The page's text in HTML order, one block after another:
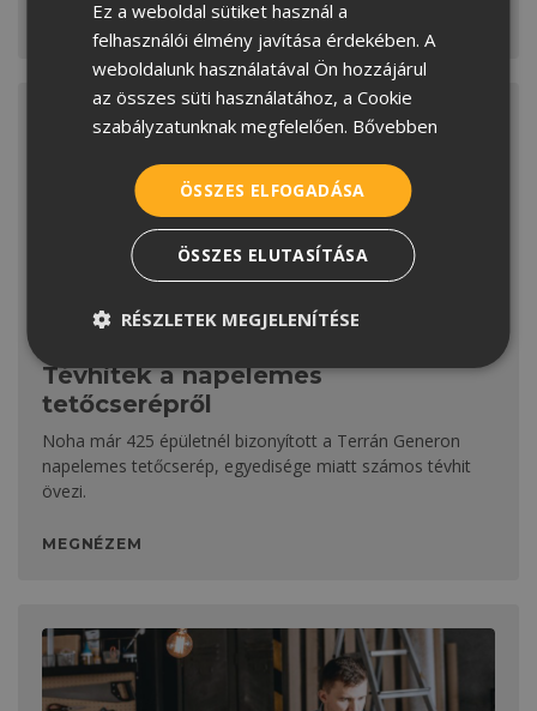
MEGNÉZEM
ÉRDEKESSÉG
Tévhitek a napelemes
tetőcserépről
Noha már 425 épületnél bizonyított a Terrán Generon
napelemes tetőcserép, egyedisége miatt számos tévhit
övezi.
MEGNÉZEM
SERBIAN
Ez a weboldal sütiket használ a
felhasználói élmény javítása érdekében. A
weboldalunk használatával Ön hozzájárul
az összes süti használatához, a Cookie
szabályzatunknak megfelelően. Bővebben
ÖSSZES ELFOGADÁSA
ÖSSZES ELUTASÍTÁSA
RÉSZLETEK MEGJELENÍTÉSE